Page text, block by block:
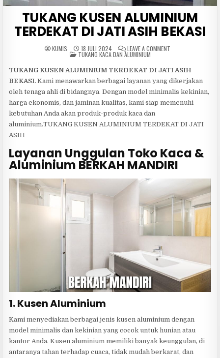
TUKANG KUSEN ALUMINIUM
TERDEKAT DI JATI ASIH BEKASI
KUMIS 18 JULI 2024 LEAVE A COMMENT
TERDEKAT
DI
JATI
ASIH
BEKASI
POSTED
IN
TUKANG KACA DAN ALUMINIUM
TUKANG KUSEN ALUMINIUM TERDEKAT DI JATI ASIH
BEKASI. Kami menawarkan berbagai layanan yang dikerjakan
oleh tenaga ahli di bidangnya. Dengan model minimalis kekinian,
harga ekonomis, dan jaminan kualitas, kami siap memenuhi
kebutuhan Anda akan produk-produk kaca dan
aluminium.TUKANG KUSEN ALUMINIUM TERDEKAT DI JATI
ASIH
Layanan Unggulan Toko Kaca &
Aluminium BERKAH MANDIRI
1. Kusen Aluminium
Kami menyediakan berbagai jenis kusen aluminium dengan
model minimalis dan kekinian yang cocok untuk hunian atau
kantor Anda. Kusen aluminium memiliki banyak keunggulan, di
antaranya tahan terhadap cuaca, tidak mudah berkarat, dan